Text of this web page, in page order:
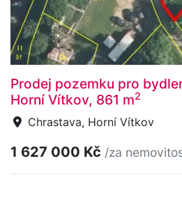
Prodej pozemku pro
Horní Vítkov, 861 m2
Chrastava, Horní Vítkov
1 627 000 Kč /za